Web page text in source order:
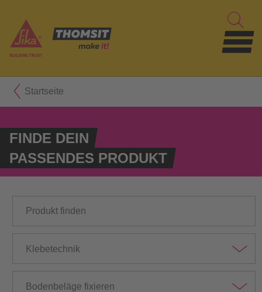
Startseite
FINDE DEIN
PASSENDES PRODUKT
Klebetechnik
Bodenbeläge fixieren